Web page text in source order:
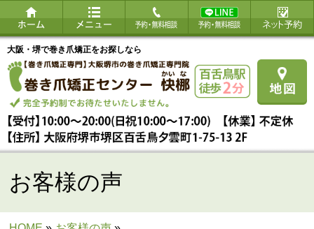
大阪・堺で巻き爪矯正をお探しなら
お客様の声